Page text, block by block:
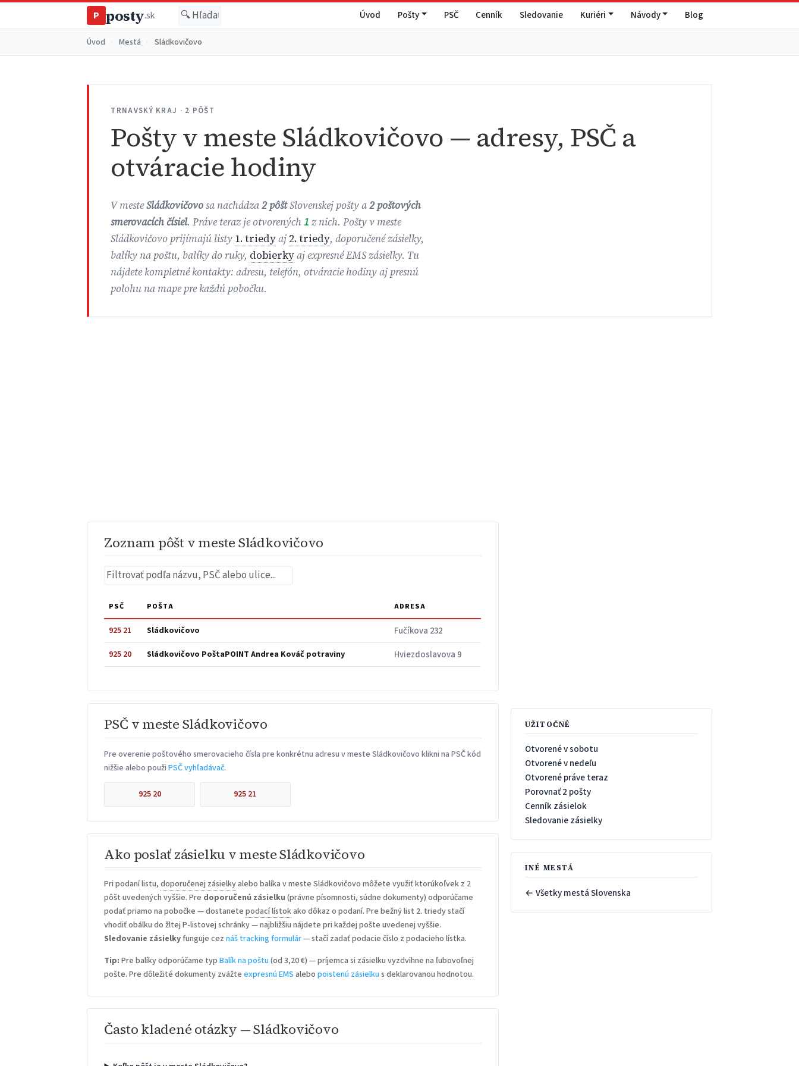
P posty.sk Úvod Pošty PSČ Cenník Sledovanie Kuriéri Návody Blog
Úvod Mestá Sládkovičovo
TRNAVSKÝ KRAJ · 2 PÔŠT
Pošty v meste Sládkovičovo — adresy, PSČ a
otváracie hodiny
V mesteSládkovičovosa nachádza2 pôštSlovenskej pošty a2 poštových
smerovacích čísiel. Práve teraz je otvorených1 z nich. Pošty v meste
Sládkovičovo prijímajú listy 1. triedyaj 2. triedy, doporučené zásielky,
balíky na poštu, balíky do ruky, dobierkyaj expresné EMS zásielky. Tu
nájdete kompletné kontakty: adresu, telefón, otváracie hodiny aj presnú
polohu na mape pre každú pobočku.
Zoznam pôšt v meste Sládkovičovo
PSČ POŠTA ADRESA
925 21 Sládkovičovo Fučíkova 232
925 20 Sládkovičovo PoštaPOINT Andrea Kováč potraviny Hviezdoslavova 9
PSČ v meste Sládkovičovo
Pre overenie poštového smerovacieho čísla pre konkrétnu adresu v meste Sládkovičovo klikni na PSČ kód
nižšie alebo použiPSČ vyhľadávač.
925 20 925 21
Ako poslať zásielku v meste Sládkovičovo
Pri podaní listu,doporučenej zásielkyalebo balíka v meste Sládkovičovo môžete využiť ktorúkoľvek z 2
pôšt uvedených vyššie. Pre doporučenú zásielku (právne písomnosti, súdne dokumenty) odporúčame
podať priamo na pobočke — dostanetepodací lístokako dôkaz o podaní. Pre bežný list 2. triedy stačí
vhodiť obálku do žltej P-listovej schránky — najbližšiu nájdete pri každej pošte uvedenej vyššie.
Sledovanie zásielkyfunguje ceznáš tracking formulár— stačí zadať podacie číslo z podacieho lístka.
Tip: Pre balíky odporúčame typBalík na poštu (od 3,20 €) — príjemca si zásielku vyzdvihne na ľubovoľnej
pošte. Pre dôležité dokumenty zvážteexpresnú EMS alebopoistenú zásielku s deklarovanou hodnotou.
Často kladené otázky — Sládkovičovo
UŽITOČNÉ
Otvorené v sobotu
Otvorené v nedeľu
Otvorené práve teraz
Porovnať 2 pošty
Cenník zásielok
Sledovanie zásielky
INÉ MESTÁ
← Všetky mestá Slovenska